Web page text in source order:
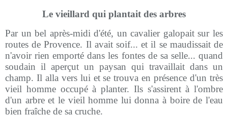
Le vieillard qui plantait des arbres
Par un bel après-midi d'été, un cavalier galopait sur les
routes de Provence. Il avait soif... et il se maudissait de
n'avoir rien emporté dans les fontes de sa selle... quand
soudain il aperçut un paysan qui travaillait dans un
champ. Il alla vers lui et se trouva en présence d'un très
vieil homme occupé à planter. Ils s'assirent à l'ombre
d'un arbre et le vieil homme lui donna à boire de l'eau
bien fraîche de sa cruche.